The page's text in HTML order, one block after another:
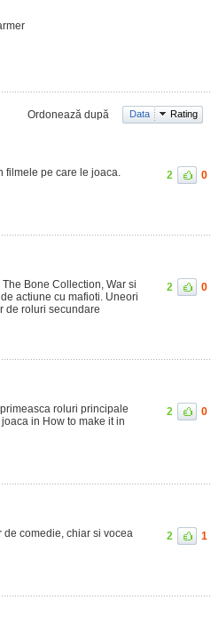
Ordonează după Data Rating
filmele pe care le joaca.
2 0
Bone Collection, War si
actiune cu mafioti. Uneori
de roluri secundare
2 0
roluri principale
in How to make it in
2 0
de comedie, chiar si vocea
2 1